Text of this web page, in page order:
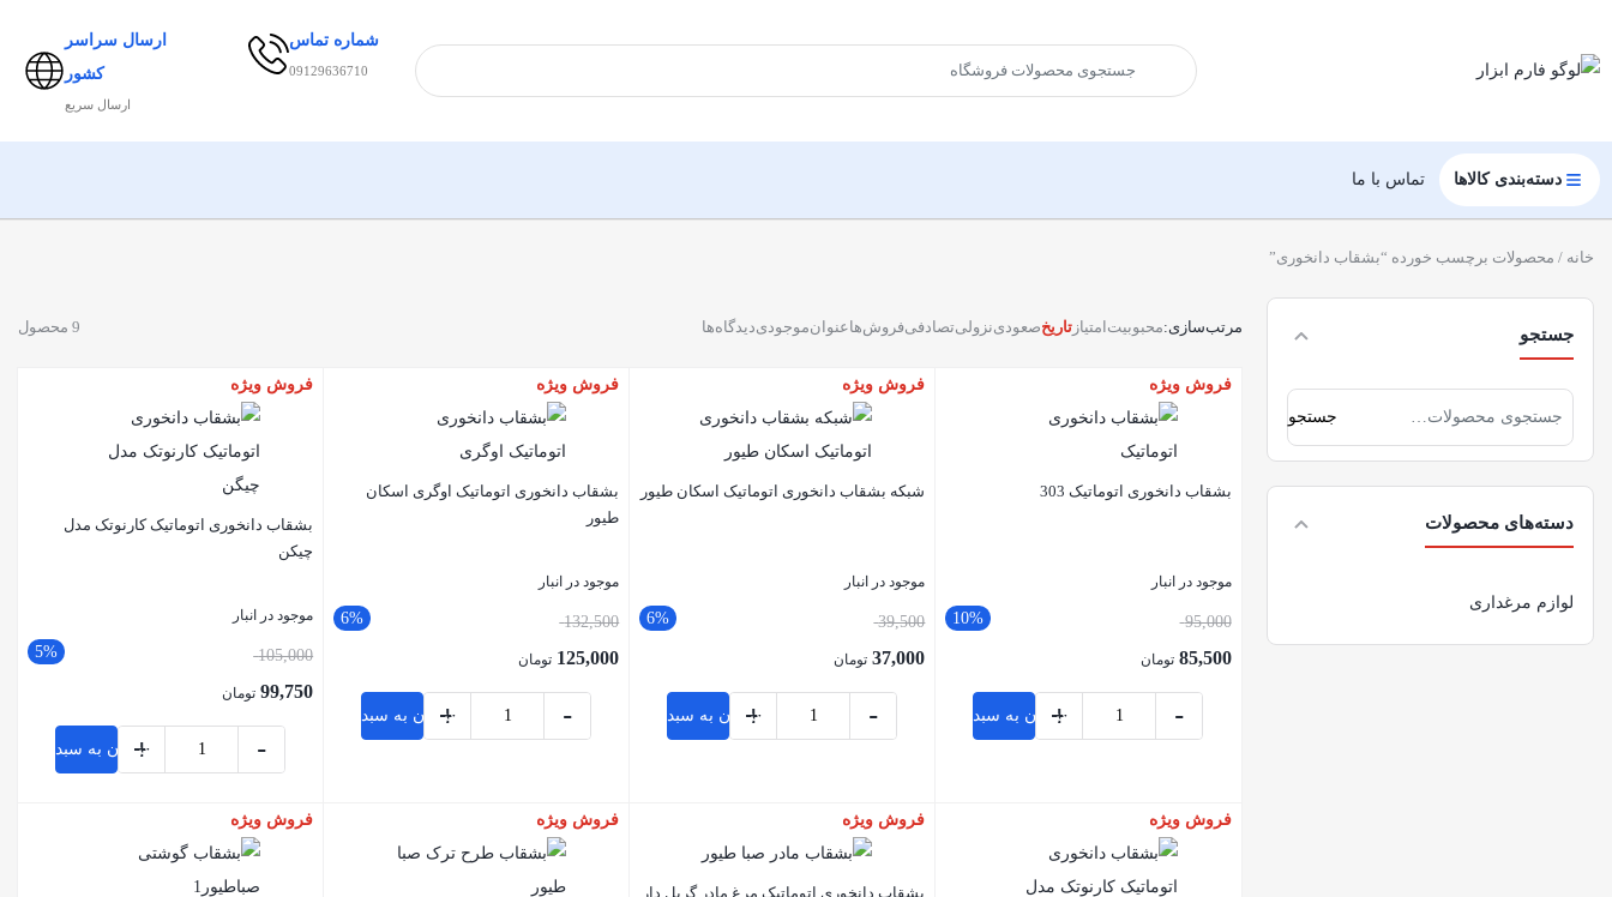
شماره تماس
09129636710
ارسال سراسر
کشور
ارسال سریع
دسته‌بندی کالاها تماس با ما
خانه / محصولات برچسب خورده “بشقاب دانخوری”
جستجو
جستجو
دسته‌های محصولات
لوازم مرغداری
9 محصول مرتب‌سازی:محبوبیت امتیازتاریخصعودینزولیتصادفیفروش‌هاعنوانموجودیدیدگاه‌ها
فروش ویژه
بشقاب دانخوری اتوماتیک 303
موجود در انبار
10% 95,000
85,500 تومان
-
+
افزودن به سبد خرید
بستن
فروش ویژه
شبکه بشقاب دانخوری اتوماتیک اسکان طیور
موجود در انبار
6% 39,500
37,000 تومان
-
+
افزودن به سبد خرید
بستن
فروش ویژه
بشقاب دانخوری اتوماتیک اوگری اسکان
طیور
موجود در انبار
6% 132,500
125,000 تومان
-
+
افزودن به سبد خرید
بستن
فروش ویژه
بشقاب دانخوری اتوماتیک کارنوتک مدل
چیکن
موجود در انبار
5% 105,000
99,750 تومان
-
+
افزودن به سبد خرید
بستن فروش ویژه فروش ویژه
بشقاب دانخوری اتوماتیک مرغ مادر گریل دار
فروش ویژه فروش ویژه